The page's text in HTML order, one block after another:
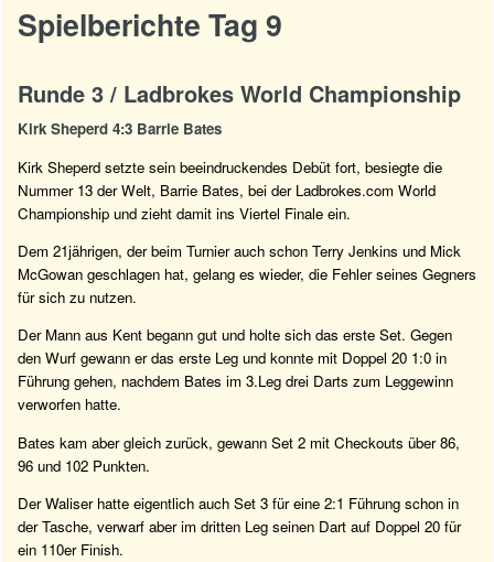
Spielberichte Tag 9
Runde 3 / Ladbrokes World Championship
Kirk Sheperd 4:3 Barrie Bates
Kirk Sheperd setzte sein beeindruckendes Debüt fort, besiegte die
Nummer 13 der Welt, Barrie Bates, bei der Ladbrokes.com World
Championship und zieht damit ins Viertel Finale ein.
Dem 21jährigen, der beim Turnier auch schon Terry Jenkins und Mick
McGowan geschlagen hat, gelang es wieder, die Fehler seines Gegners
für sich zu nutzen.
Der Mann aus Kent begann gut und holte sich das erste Set. Gegen
den Wurf gewann er das erste Leg und konnte mit Doppel 20 1:0 in
Führung gehen, nachdem Bates im 3.Leg drei Darts zum Leggewinn
verworfen hatte.
Bates kam aber gleich zurück, gewann Set 2 mit Checkouts über 86,
96 und 102 Punkten.
Der Waliser hatte eigentlich auch Set 3 für eine 2:1 Führung schon in
der Tasche, verwarf aber im dritten Leg seinen Dart auf Doppel 20 für
ein 110er Finish.